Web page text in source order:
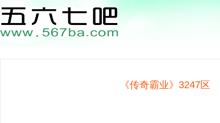
《传奇霸业》3247